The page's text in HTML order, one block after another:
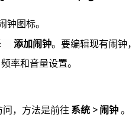
钟图标。
添加闹钟。要编辑现有闹钟
率和音量设置。
，方法是前往 系统>闹钟。